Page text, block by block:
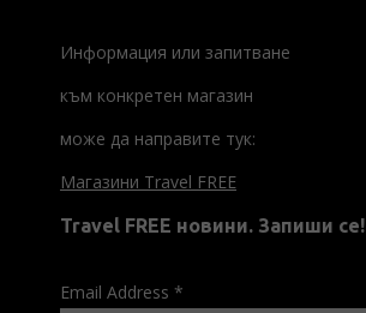
Информация или запитване
към конкретен магазин
може да направите тук:
Магазини Travel FREE
Travel FREE новини. Запиши се!
Email Address *